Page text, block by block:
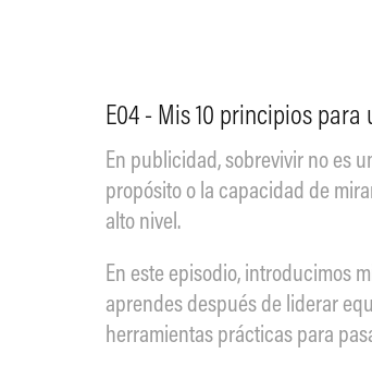
E04 - Mis 10 principios
En publicidad, sobrevivir no es
propósito o la capacidad de
alto nivel.
En este episodio, introducimos
aprendes después de liderar
herramientas prácticas para